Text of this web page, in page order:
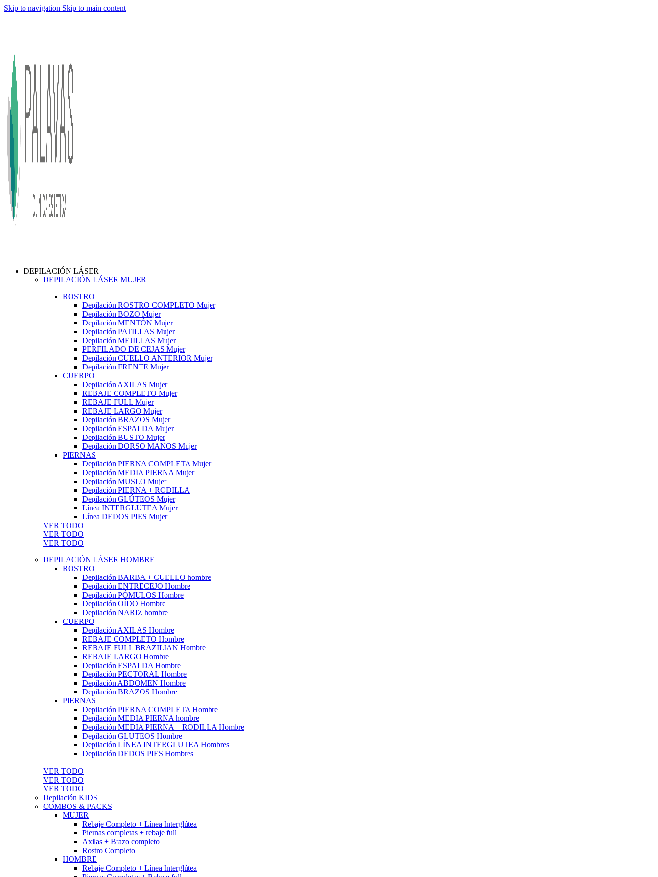
Skip to navigation Skip to main content
DEPILACIÓN LÁSER
DEPILACIÓN LÁSER MUJER
ROSTRO
Depilación ROSTRO COMPLETO Mujer
Depilación BOZO Mujer
Depilación MENTÓN Mujer
Depilación PATILLAS Mujer
Depilación MEJILLAS Mujer
PERFILADO DE CEJAS Mujer
Depilación CUELLO ANTERIOR Mujer
Depilación FRENTE Mujer
CUERPO
Depilación AXILAS Mujer
REBAJE COMPLETO Mujer
REBAJE FULL Mujer
REBAJE LARGO Mujer
Depilación BRAZOS Mujer
Depilación ESPALDA Mujer
Depilación BUSTO Mujer
Depilación DORSO MANOS Mujer
PIERNAS
Depilación PIERNA COMPLETA Mujer
Depilación MEDIA PIERNA Mujer
Depilación MUSLO Mujer
Depilación PIERNA + RODILLA
Depilación GLÚTEOS Mujer
Línea INTERGLUTEA Mujer
Línea DEDOS PIES Mujer
VER TODO
VER TODO
VER TODO
DEPILACIÓN LÁSER HOMBRE
ROSTRO
Depilación BARBA + CUELLO hombre
Depilación ENTRECEJO Hombre
Depilación PÓMULOS Hombre
Depilación OÍDO Hombre
Depilación NARIZ hombre
CUERPO
Depilación AXILAS Hombre
REBAJE COMPLETO Hombre
REBAJE FULL BRAZILIAN Hombre
REBAJE LARGO Hombre
Depilación ESPALDA Hombre
Depilación PECTORAL Hombre
Depilación ABDOMEN Hombre
Depilación BRAZOS Hombre
PIERNAS
Depilación PIERNA COMPLETA Hombre
Depilación MEDIA PIERNA hombre
Depilación MEDIA PIERNA + RODILLA Hombre
Depilación GLUTEOS Hombre
Depilación LÍNEA INTERGLUTEA Hombres
Depilación DEDOS PIES Hombres
VER TODO
VER TODO
VER TODO
Depilación KIDS
COMBOS & PACKS
MUJER
Rebaje Completo + Línea Interglútea
Piernas completas + rebaje full
Axilas + Brazo completo
Rostro Completo
HOMBRE
Rebaje Completo + Línea Interglútea